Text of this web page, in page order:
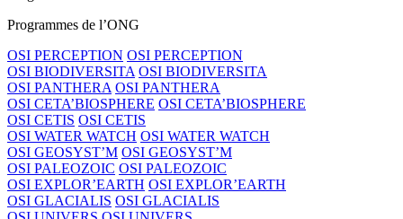
Programmes de l’ONG
OSI PERCEPTION OSI PERCEPTION
OSI BIODIVERSITA OSI BIODIVERSITA
OSI PANTHERA OSI PANTHERA
OSI CETA’BIOSPHERE OSI CETA’BIOSPHERE
OSI CETIS OSI CETIS
OSI WATER WATCH OSI WATER WATCH
OSI GEOSYST’M OSI GEOSYST’M
OSI PALEOZOIC OSI PALEOZOIC
OSI EXPLOR’EARTH OSI EXPLOR’EARTH
OSI GLACIALIS OSI GLACIALIS